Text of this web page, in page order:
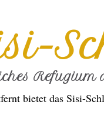
Refugium
bietet das Sisi-